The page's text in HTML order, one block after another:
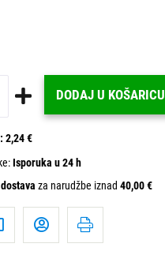
DODAJ U KOŠARICU
2,24 €
Isporuka u 24 h
za narudžbe iznad 40,00 €